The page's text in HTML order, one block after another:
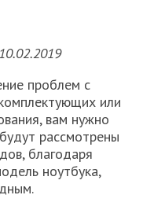
проблем с
или
вам нужно
рассмотрены
благодаря
ноутбука,